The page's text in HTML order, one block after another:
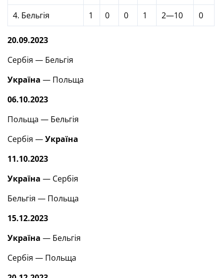
4. Бельгія
1 0 0 1 2—10 0
20.09.2023
Сербія — Бельгія
Україна — Польща
06.10.2023
Польща — Бельгія
Сербія —Україна
11.10.2023
Україна — Сербія
Бельгія — Польща
15.12.2023
Україна — Бельгія
Сербія — Польща